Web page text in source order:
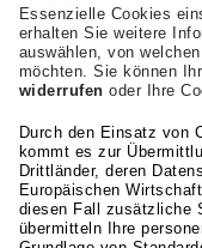
AKAD
Heilbronner
70191 Stuttgart